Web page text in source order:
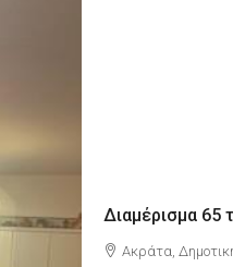
Ακράτα,